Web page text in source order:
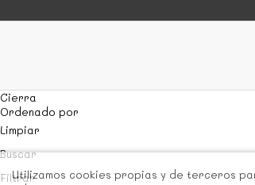
Utilizamos cookies propias y de terceros
Cierra
Ordenado por
Limpiar
Buscar
Filtrar